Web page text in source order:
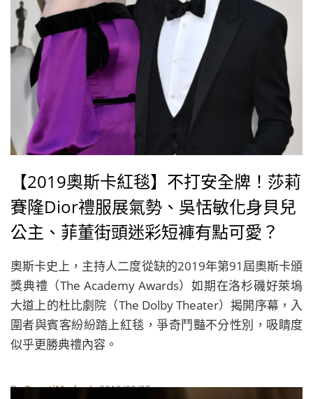
【2019奧斯卡紅毯】不打安全牌！莎莉
賽隆Dior禮服展氣勢、吳恬敏化身貝兒
公主、菲董街頭迷彩短褲有點可愛？
奧斯卡史上，主持人二度從缺的2019年第91屆奧斯卡頒
獎典禮（The Academy Awards）如期在洛杉磯好萊塢
大道上的杜比劇院（The Dolby Theater）揭開序幕，入
圍者與賓客紛紛踏上紅毯，爭奇鬥豔不分性別，吸睛度
似乎更勝典禮內容。
ByBeautiMode| 2019/02/25